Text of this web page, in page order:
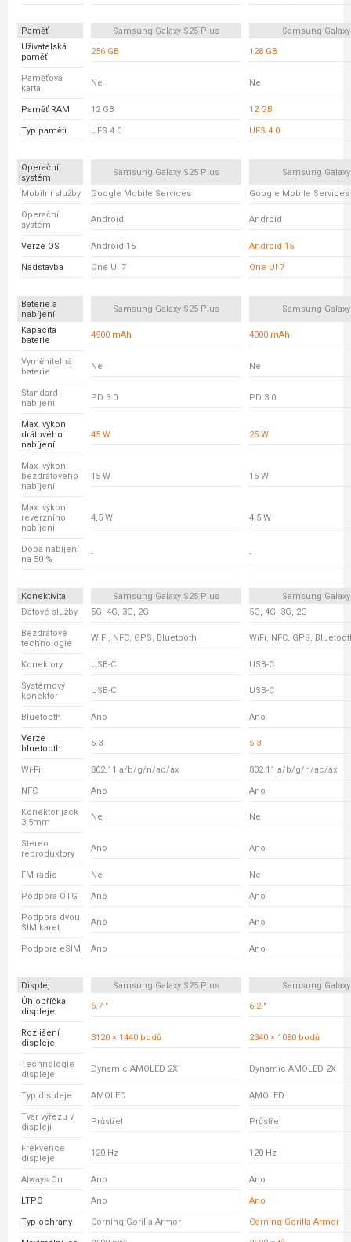
Paměť Samsung Galaxy S25 Plus
Samsung Galaxy
Uživatelská
paměť
256 GB 128 GB
Paměťová
karta
Ne Ne
Paměť RAM 12 GB 12 GB
Typ paměti UFS 4.0 UFS 4.0
Operační
systém
Samsung Galaxy S25 Plus Samsung Galaxy
Mobilní služby Google Mobile Services Google Mobile Services
Operační
systém
Android Android
Verze OS Android 15 Android 15
Nadstavba One UI 7 One UI 7
Baterie a
nabíjení
Samsung Galaxy S25 Plus Samsung Galaxy
Kapacita
baterie
4900 mAh 4000 mAh
Vyměnitelná
baterie
Ne Ne
Standard
nabíjení
PD 3.0 PD 3.0
Max. výkon
drátového
nabíjení
45 W 25 W
Max. výkon
bezdrátového
nabíjení
15 W 15 W
Max. výkon
reverzního
nabíjení
4,5 W 4,5 W
Doba nabíjení
na 50 %
- -
Konektivita Samsung Galaxy S25 Plus
Samsung Galaxy
Datové služby
5G, 4G, 3G, 2G 5G, 4G, 3G, 2G
Bezdrátové
technologie
WiFi, NFC, GPS, Bluetooth WiFi, NFC, GPS,
Konektory USB-C USB-C
Systémový
konektor
USB-C USB-C
Bluetooth Ano Ano
Verze
bluetooth
5.3 5.3
Wi-Fi 802.11 a/b/g/n/ac/ax 802.11 a/b/g/n/ac/ax
NFC Ano Ano
Konektor jack
3,5mm
Ne Ne
Stereo
reproduktory
Ano Ano
FM rádio Ne Ne
Podpora OTG Ano Ano
Podpora dvou
SIM karet
Ano Ano
Podpora eSIM Ano Ano
Displej Samsung Galaxy S25 Plus
Samsung Galaxy
Úhlopříčka
displeje
6.7 " 6.2 "
Rozlišení
displeje
3120 × 1440 bodů 2340 × 1080 bodů
Technologie
displeje
Dynamic AMOLED 2X Dynamic AMOLED 2X
Typ displeje AMOLED AMOLED
Tvar výřezu v
displeji
Průstřel Průstřel
Frekvence
displeje
120 Hz 120 Hz
Always On Ano Ano
LTPO Ano Ano
Typ ochrany Corning Gorilla Armor Corning Gorilla Armor